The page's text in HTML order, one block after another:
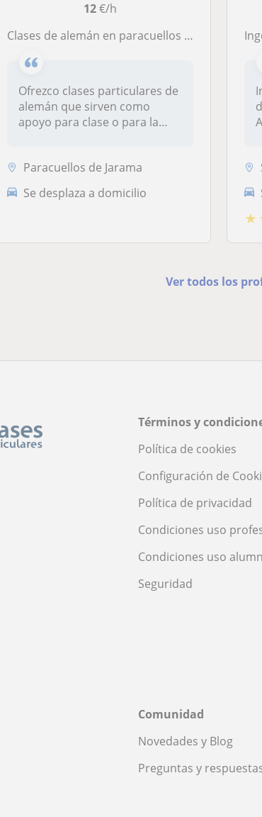
12€/h
Clases de alemán en paracuellos de jarama
Ofrezco clases particulares de
alemán que sirven como
apoyo para clase o para la
Paracuellos de Jarama
Se desplaza a domicilio
★
Ver todos los
Términos y
Política de cookies
Configuración de
Política de privacidad
Condiciones uso
Condiciones uso
Seguridad
Comunidad
Novedades y Blog
Preguntas y